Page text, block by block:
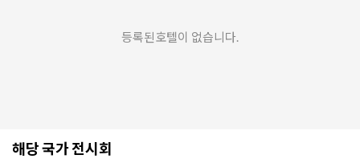
등록된호텔이 없습니다.
해당 국가 전시회